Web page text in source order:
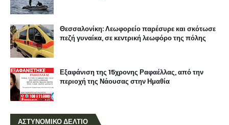
Θεσσαλονίκη: Λεωφορείο παρέσυρε και σκότωσε
πεζή γυναίκα, σε κεντρική λεωφόρο της πόλης
Εξαφάνιση της 15χρονης Ραφαέλλας, από την
περιοχή της Νάουσας στην Ημαθία
ΑΣΤΥΝΟΜΙΚΟ ΔΕΛΤΙΟ